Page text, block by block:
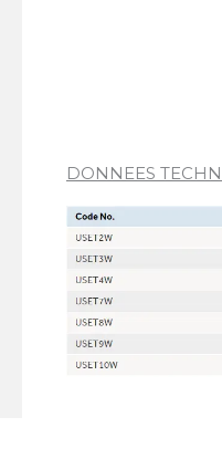
DONNEES